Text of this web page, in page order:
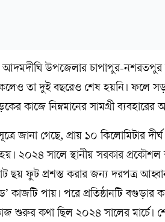
উপজেলার চাপাপুর-নশরতপুর
তা দুই বছরেও শেষ হয়নি। ফলে
কাজে নিম্নমানের সামগ্রী
জানা গেছে, প্রায় ১০ কিলোমিটার
২০২৪ সালে স্থানীয় সরকার
ছয় ফুট প্রশস্ত করার জন্য দরপত্র আহ্বান
কাজটি পায়। পরে প্রতিষ্ঠানটি
শুরুর কথা ছিল ২০২৪ সালের মার্চে।